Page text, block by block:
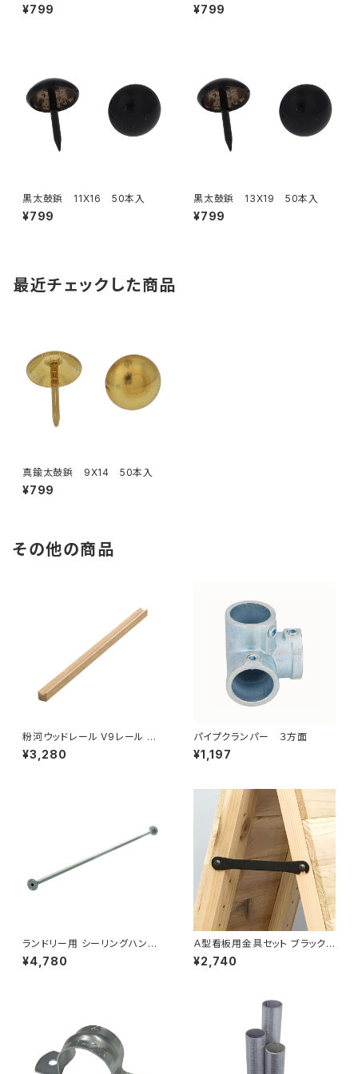
¥799 ¥799
黒太鼓鋲 11X16 50本入
¥799
黒太鼓鋲 13X19 50本入
¥799
最近チェックした商品
真鍮太鼓鋲 9X14 50本入
¥799
その他の商品
粉河ウッドレール V9レール ナ
チュラル 9×9×1930（999-00
504）業販専用（個人宅配送不
¥3,280
パイプクランパー ３方面
¥1,197
ランドリー用 シーリングハンガ
ーパイプ Ｉ型1510 メッキ仕様
¥4,780
Ａ型看板用金具セット ブラック_
5セットまとめ販売（557-210
W）
¥2,740